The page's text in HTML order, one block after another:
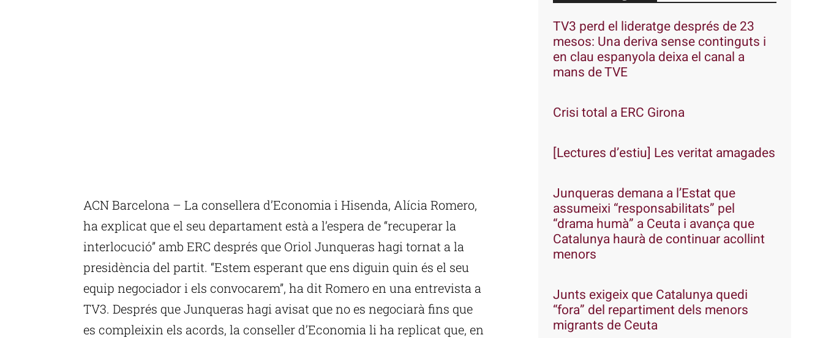
ACN Barcelona – La consellera d’Economia i Hisenda, Alícia Romero,
ha explicat que el seu departament està a l’espera de “recuperar la
interlocució” amb ERC després que Oriol Junqueras hagi tornat a la
presidència del partit. “Estem esperant que ens diguin quin és el seu
equip negociador i els convocarem”, ha dit Romero en una entrevista a
TV3. Després que Junqueras hagi avisat que no es negociarà fins que
es compleixin els acords, la conseller d’Economia li ha replicat que, en
TV3 perd el lideratge després de 23
mesos: Una deriva sense continguts i
en clau espanyola deixa el canal a
mans de TVE
Crisi total a ERC Girona
[Lectures d’estiu] Les veritat amagades
Junqueras demana a l’Estat que
assumeixi “responsabilitats” pel
“drama humà” a Ceuta i avança que
Catalunya haurà de continuar acollint
menors
Junts exigeix que Catalunya quedi
“fora” del repartiment dels menors
migrants de Ceuta